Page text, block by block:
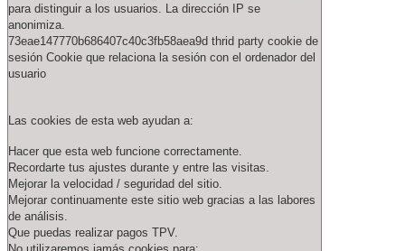
para distinguir a los usuarios. La dirección IP se
anonimiza.
73eae147770b686407c40c3fb58aea9d thrid party cookie de
sesión Cookie que relaciona la sesión con el ordenador del
usuario
Las cookies de esta web ayudan a:
Hacer que esta web funcione correctamente.
Recordarte tus ajustes durante y entre las visitas.
Mejorar la velocidad / seguridad del sitio.
Mejorar continuamente este sitio web gracias a las labores
de análisis.
Que puedas realizar pagos TPV.